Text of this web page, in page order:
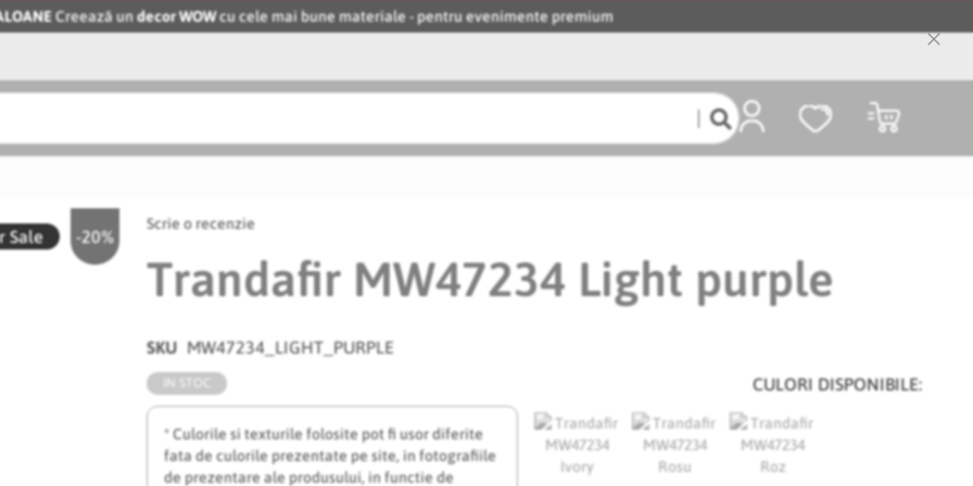
Creează undecor WOWcu cele mai bune materiale - pentru evenimente premium
Coșul meu
-20%
Sale
Scrie o recenzie
Trandafir MW47234 Light purple
SKU MW47234_LIGHT_PURPLE
* Culorile si texturile folosite pot fi usor diferite
fata de culorile prezentate pe site, in fotografiile
de prezentare ale produsului, in functie de
CULORI DISPONIBILE: